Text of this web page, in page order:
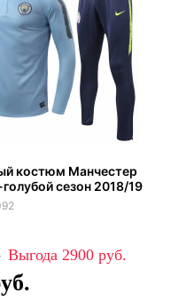
костюм Манчестер
сезон 2018/19
2900